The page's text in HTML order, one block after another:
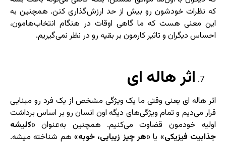
که نظرات خودشون رو بیش از حد ارزش‌گذاری کنن. همچنین به
این معنی هست که ما گاهی اوقات در هنگام انتخاب‌هامون،
احساس دیگران و تاثیر کارمون بر بقیه رو در نظر نمی‌گیریم.
اثر هاله ای
اثر هاله ای یعنی وقتی ما یک ویژگی مشخص از یک فرد رو مبنایی
قرار می‌دیم و تمام ویژگی‌های دیگه اون انسان رو بر اساس برداشت
اولیه خودمون قضاوت می‌کنیم. همچنین به‌عنوان «کلیشه
جذابیت فیزیکی» یا «هر چیز زیبایی، خوبه» هم شناخته میشه.